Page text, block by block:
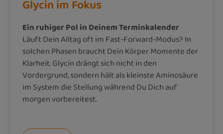
Glycin im Fokus
Ein ruhiger Pol in Deinem Terminkalender
Läuft Dein Alltag oft im Fast-Forward-Modus? In
solchen Phasen braucht Dein Körper Momente der
Klarheit. Glycin drängt sich nicht in den
Vordergrund, sondern hält als kleinste Aminosäure
im System die Stellung während Du Dich auf
morgen vorbereitest.